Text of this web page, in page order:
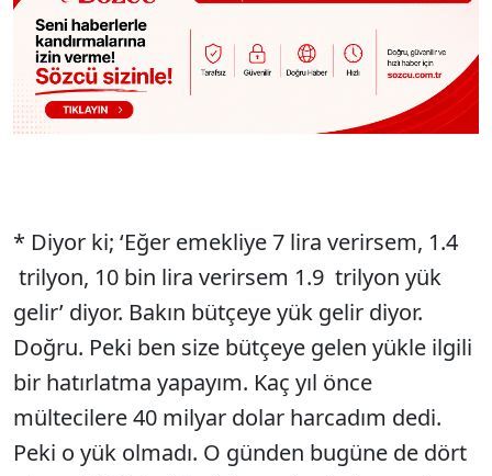
* Diyor ki; ‘Eğer emekliye 7 lira verirsem, 1.4
trilyon, 10 bin lira verirsem 1.9 trilyon yük
gelir’ diyor. Bakın bütçeye yük gelir diyor.
Doğru. Peki ben size bütçeye gelen yükle ilgili
bir hatırlatma yapayım. Kaç yıl önce
mültecilere 40 milyar dolar harcadım dedi.
Peki o yük olmadı. O günden bugüne de dört